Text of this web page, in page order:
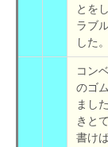
とを
ラブ
した
コン
のゴ
まし
きと
書け